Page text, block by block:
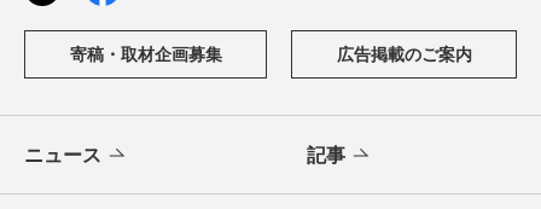
寄稿・取材企画募集 広告掲載のご案内
ニュース 記事